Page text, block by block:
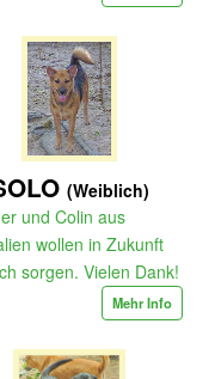
(Weiblich)
und Colin aus
wollen in Zukunft
sorgen. Vielen Dank!
Mehr Info